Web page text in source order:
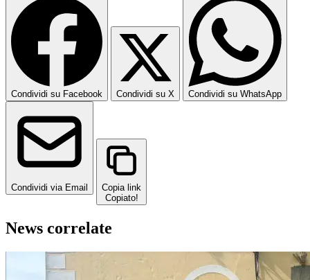
Condividi su Facebook Condividi su X Condividi su WhatsApp
Condividi via Email
Copia link
Copiato!
News correlate